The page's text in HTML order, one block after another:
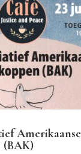
Amerikaanse
(BAK)